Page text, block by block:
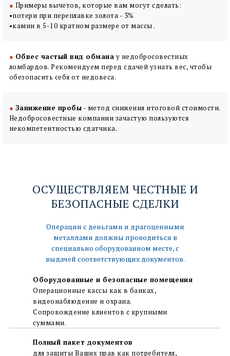
● Примеры вычетов, которые вам могут сделать:
•потери при переплавке золота - 3%
•камни в 5-10 кратном размере от массы .
● Обвес частый вид обмана у недобросовестных
ломбардов. Рекомендуем перед сдачей узнать вес, чтобы
обезопасить себя от недовеса.
● Занижение пробы - метод снижения итоговой стоимости.
Недобросовестные компании зачастую пользуются
некомпетентностью сдатчика.
ОСУЩЕСТВЛЯЕМ ЧЕСТНЫЕ И
БЕЗОПАСНЫЕ СДЕЛКИ
Полный пакет документов
для защиты Ваших прав как потребителя,
Операции с деньгами и драгоценными
металлами должны проводиться в
специально оборудованном месте, с
выдачей соответствующих документов.
Оборудованные и безопасные помещения
Операционные кассы как в банках,
видеонаблюдение и охрана.
Сопровождение клиентов с крупными
суммами.